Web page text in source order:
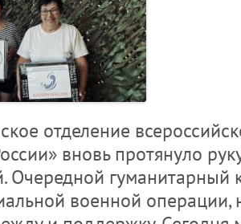
отделение
вновь протянуло
Очередной гуманитарный
военной операции,